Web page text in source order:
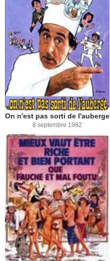
On n'est pas sorti de l'auberge
8 septembre 1982